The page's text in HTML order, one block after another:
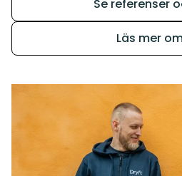
Se referenser
Läs mer